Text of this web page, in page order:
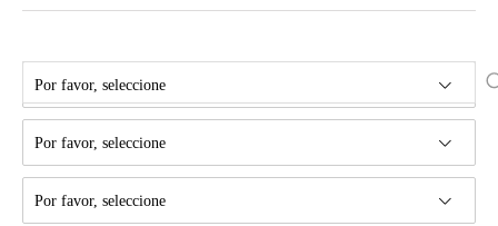
العربية
Por favor, seleccione
Por favor, seleccione
Por favor, seleccione